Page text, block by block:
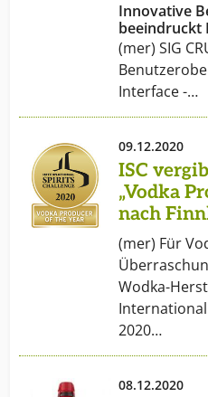
Innovative
beeindruckt
(mer) SIG
Interface -…
09.12.2020
ISC
„Vodka
nach
(mer) Für
Wodka-
International
2020…
08.12.2020